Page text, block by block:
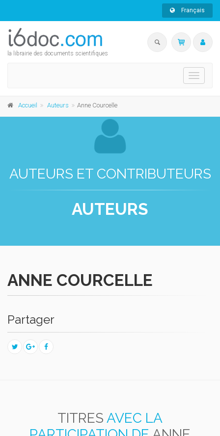
Français
la librairie des documents scientifiques
Toggle
Accueil Auteurs Anne Courcelle
AUTEURS ET CONTRIBUTEURS
AUTEURS
ANNE COURCELLE
Partager
TITRES AVEC LA